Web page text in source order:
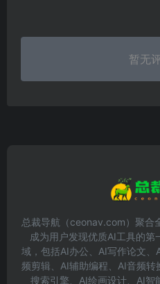
暂无
总裁导航（ceonav.com）聚合
成为用户发现优质AI工具的
域，包括AI办公、AI写作论文
频剪辑、AI辅助编程、AI音频
搜索引擎、AI绘画设计、AI智